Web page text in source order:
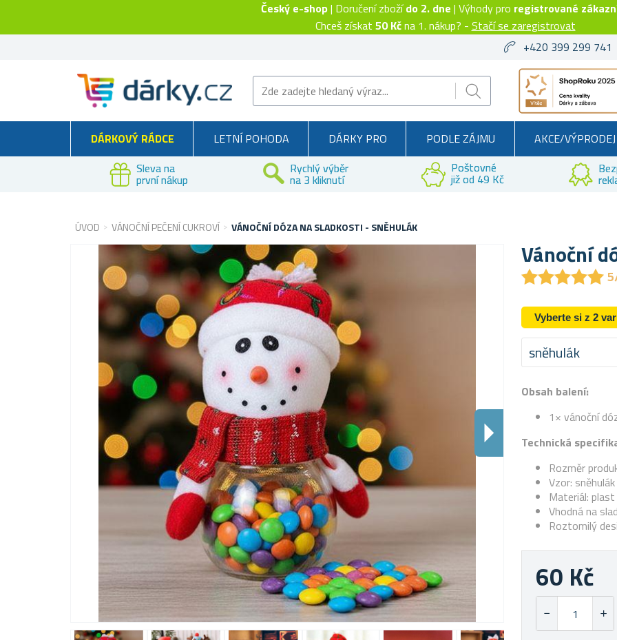
Český e-shop| Doručení zbožído 2. dne | Výhody pro registrované
Chceš získat 50 Kčna 1. nákup? - Stačí se zaregistrovat
+420 399 299 741
DÁRKOVÝ RÁDCE LETNÍ POHODA DÁRKY PRO PODLE ZÁJMU AKCE/VÝPRODEJ
Sleva na
první nákup
Rychlý výběr
na 3 kliknutí
Poštovné
již od 49 Kč
ÚVOD VÁNOČNÍ PEČENÍ CUKROVÍ VÁNOČNÍ DÓZA NA SLADKOSTI - SNĚHULÁK
Vánoční
★★★★★
★★★★★
Vyberte si z 2
sněhulák
Obsah balení:
1× vánoční
Technická
Rozměr
Vzor: sněhulák
Materiál: plast
Vhodná na
Roztomilý
60 Kč